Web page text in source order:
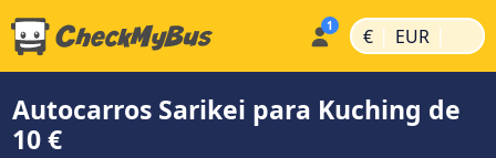
€ | EUR |
Autocarros Sarikei para Kuching de
10 €